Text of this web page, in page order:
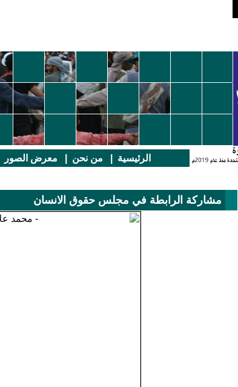
الرئيسية من نحن معرض الصور
مشاركة الرابطة في مجلس حقوق الانسان